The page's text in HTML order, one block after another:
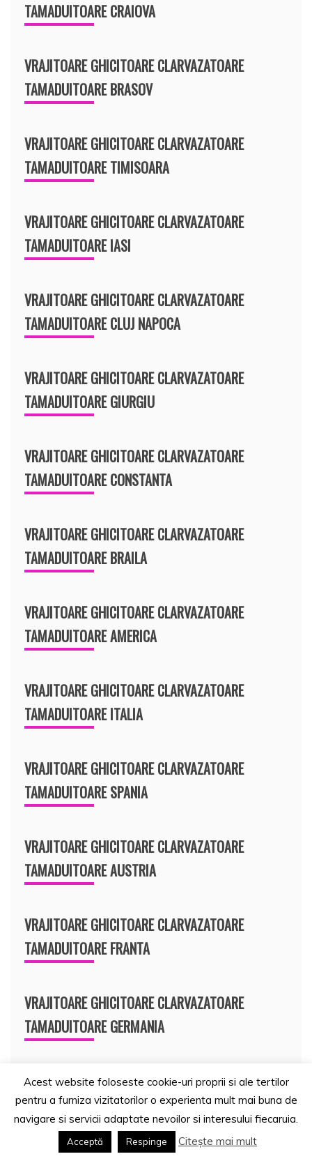
TAMADUITOARE CRAIOVA
VRAJITOARE GHICITOARE CLARVAZATOARE
TAMADUITOARE BRASOV
VRAJITOARE GHICITOARE CLARVAZATOARE
TAMADUITOARE TIMISOARA
VRAJITOARE GHICITOARE CLARVAZATOARE
TAMADUITOARE IASI
VRAJITOARE GHICITOARE CLARVAZATOARE
TAMADUITOARE CLUJ NAPOCA
VRAJITOARE GHICITOARE CLARVAZATOARE
TAMADUITOARE GIURGIU
VRAJITOARE GHICITOARE CLARVAZATOARE
TAMADUITOARE CONSTANTA
VRAJITOARE GHICITOARE CLARVAZATOARE
TAMADUITOARE BRAILA
VRAJITOARE GHICITOARE CLARVAZATOARE
TAMADUITOARE AMERICA
VRAJITOARE GHICITOARE CLARVAZATOARE
TAMADUITOARE ITALIA
VRAJITOARE GHICITOARE CLARVAZATOARE
TAMADUITOARE SPANIA
VRAJITOARE GHICITOARE CLARVAZATOARE
TAMADUITOARE AUSTRIA
VRAJITOARE GHICITOARE CLARVAZATOARE
TAMADUITOARE FRANTA
VRAJITOARE GHICITOARE CLARVAZATOARE
TAMADUITOARE GERMANIA
VRAJITOARE GHICITOARE CLARVAZATOARE
TAMADUITOARE CEHIA
Acest website foloseste cookie-uri proprii si ale tertilor
pentru a furniza vizitatorilor o experienta mult mai buna de
navigare si servicii adaptate nevoilor si interesului fiecaruia.
Acceptă Respinge Citește mai mult